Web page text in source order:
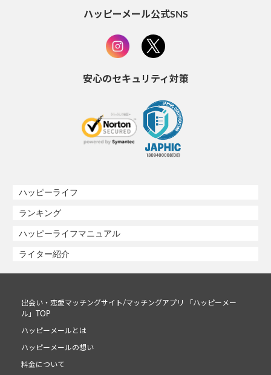
ハッピーメール公式SNS
安心のセキュリティ対策
ハッピーライフ
ランキング
ハッピーライフマニュアル
ライター紹介
出会い・恋愛マッチングサイト/マッチングアプリ 「ハッピーメー
ル」TOP
ハッピーメールとは
ハッピーメールの想い
料金について